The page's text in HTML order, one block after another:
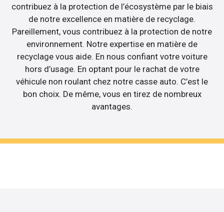
contribuez à la protection de l’écosystème par le biais
de notre excellence en matière de recyclage.
Pareillement, vous contribuez à la protection de notre
environnement. Notre expertise en matière de
recyclage vous aide. En nous confiant votre voiture
hors d’usage. En optant pour le rachat de votre
véhicule non roulant chez notre casse auto. C’est le
bon choix. De même, vous en tirez de nombreux
avantages.